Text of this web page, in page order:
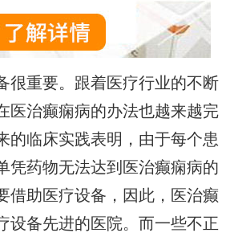
很重要。跟着医疗行业的不断
医治癫痫病的办法也越来越完
的临床实践表明，由于每个患
凭药物无法达到医治癫痫病的
借助医疗设备，因此，医治癫
设备先进的医院。而一些不正